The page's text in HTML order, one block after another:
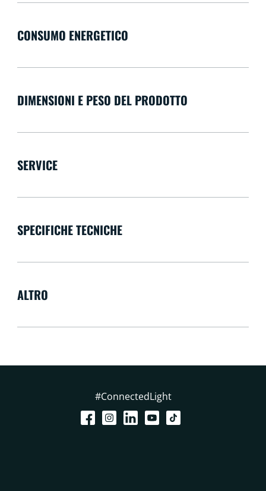
CONSUMO ENERGETICO
DIMENSIONI E PESO DEL PRODOTTO
SERVICE
SPECIFICHE TECNICHE
ALTRO
#ConnectedLight